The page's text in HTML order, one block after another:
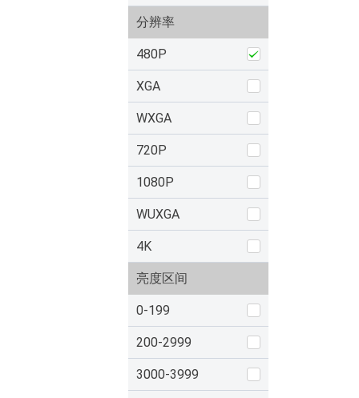
分辨率
480P
XGA
WXGA
720P
1080P
WUXGA
4K
亮度区间
0-199
200-2999
3000-3999